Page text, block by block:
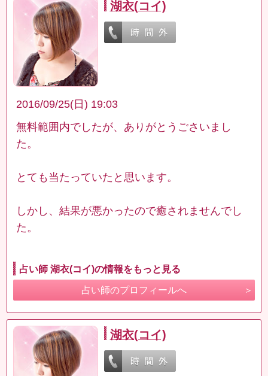
湖衣(コイ)
2016/09/25(日) 19:03
無料範囲内でしたが、ありがとうごさいまし
た。
とても当たっていたと思います。
しかし、結果が悪かったので癒されませんでし
た。
占い師 湖衣(コイ)の情報をもっと見る
占い師のプロフィールへ
湖衣(コイ)